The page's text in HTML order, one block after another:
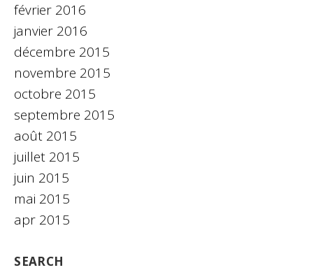
février 2016
janvier 2016
décembre 2015
novembre 2015
octobre 2015
septembre 2015
août 2015
juillet 2015
juin 2015
mai 2015
apr 2015
SEARCH